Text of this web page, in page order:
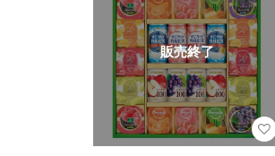
販売終了